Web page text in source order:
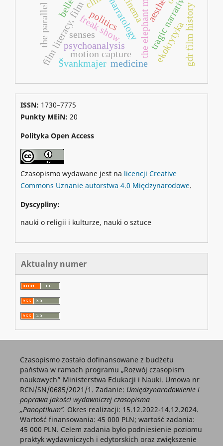
cinemathe elephant man
narratology
psychoanalysis tragic narratives
freak show
motion capture ekokrytyka
politics
medicine
Švankmajer
senses gdr film history
ISSN: 1730–7775
Punkty MEiN: 20
Polityka Open Access
Czasopismo wydawane jest na licencji Creative
Commons Uznanie autorstwa 4.0 Międzynarodowe.
Dyscypliny:
nauki o religii i kulturze, nauki o sztuce
Aktualny numer
Czasopismo zostało dofinansowane z budżetu
państwa w ramach programu „Rozwój czasopism
naukowych” Ministerstwa Edukacji i Nauki. Umowa nr
RCN/SN/0685/2021/1. Zadanie: Umiędzynarodowienie i
poprawa jakości wydawniczej czasopisma
„Panoptikum”. Okres realizacji: 15.12.2022-14.12.2024.
Wartość finansowania: 45 000 PLN; wartość zadania:
45 000 PLN. Celem zadania było podniesienie poziomu
praktyk wydawniczych i edytorskich oraz zwiększenie